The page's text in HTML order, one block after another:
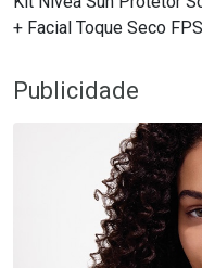
+ Facial Toque Seco
Publicidade